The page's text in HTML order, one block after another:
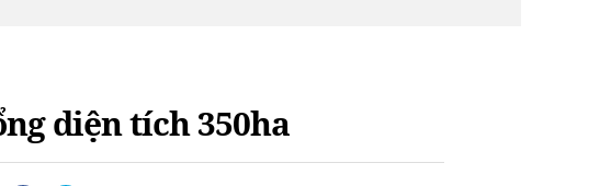
diện tích 350ha